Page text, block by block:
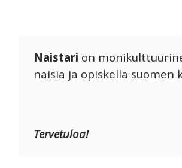
Naistari on
naisia ja opiskella
Tervetuloa!